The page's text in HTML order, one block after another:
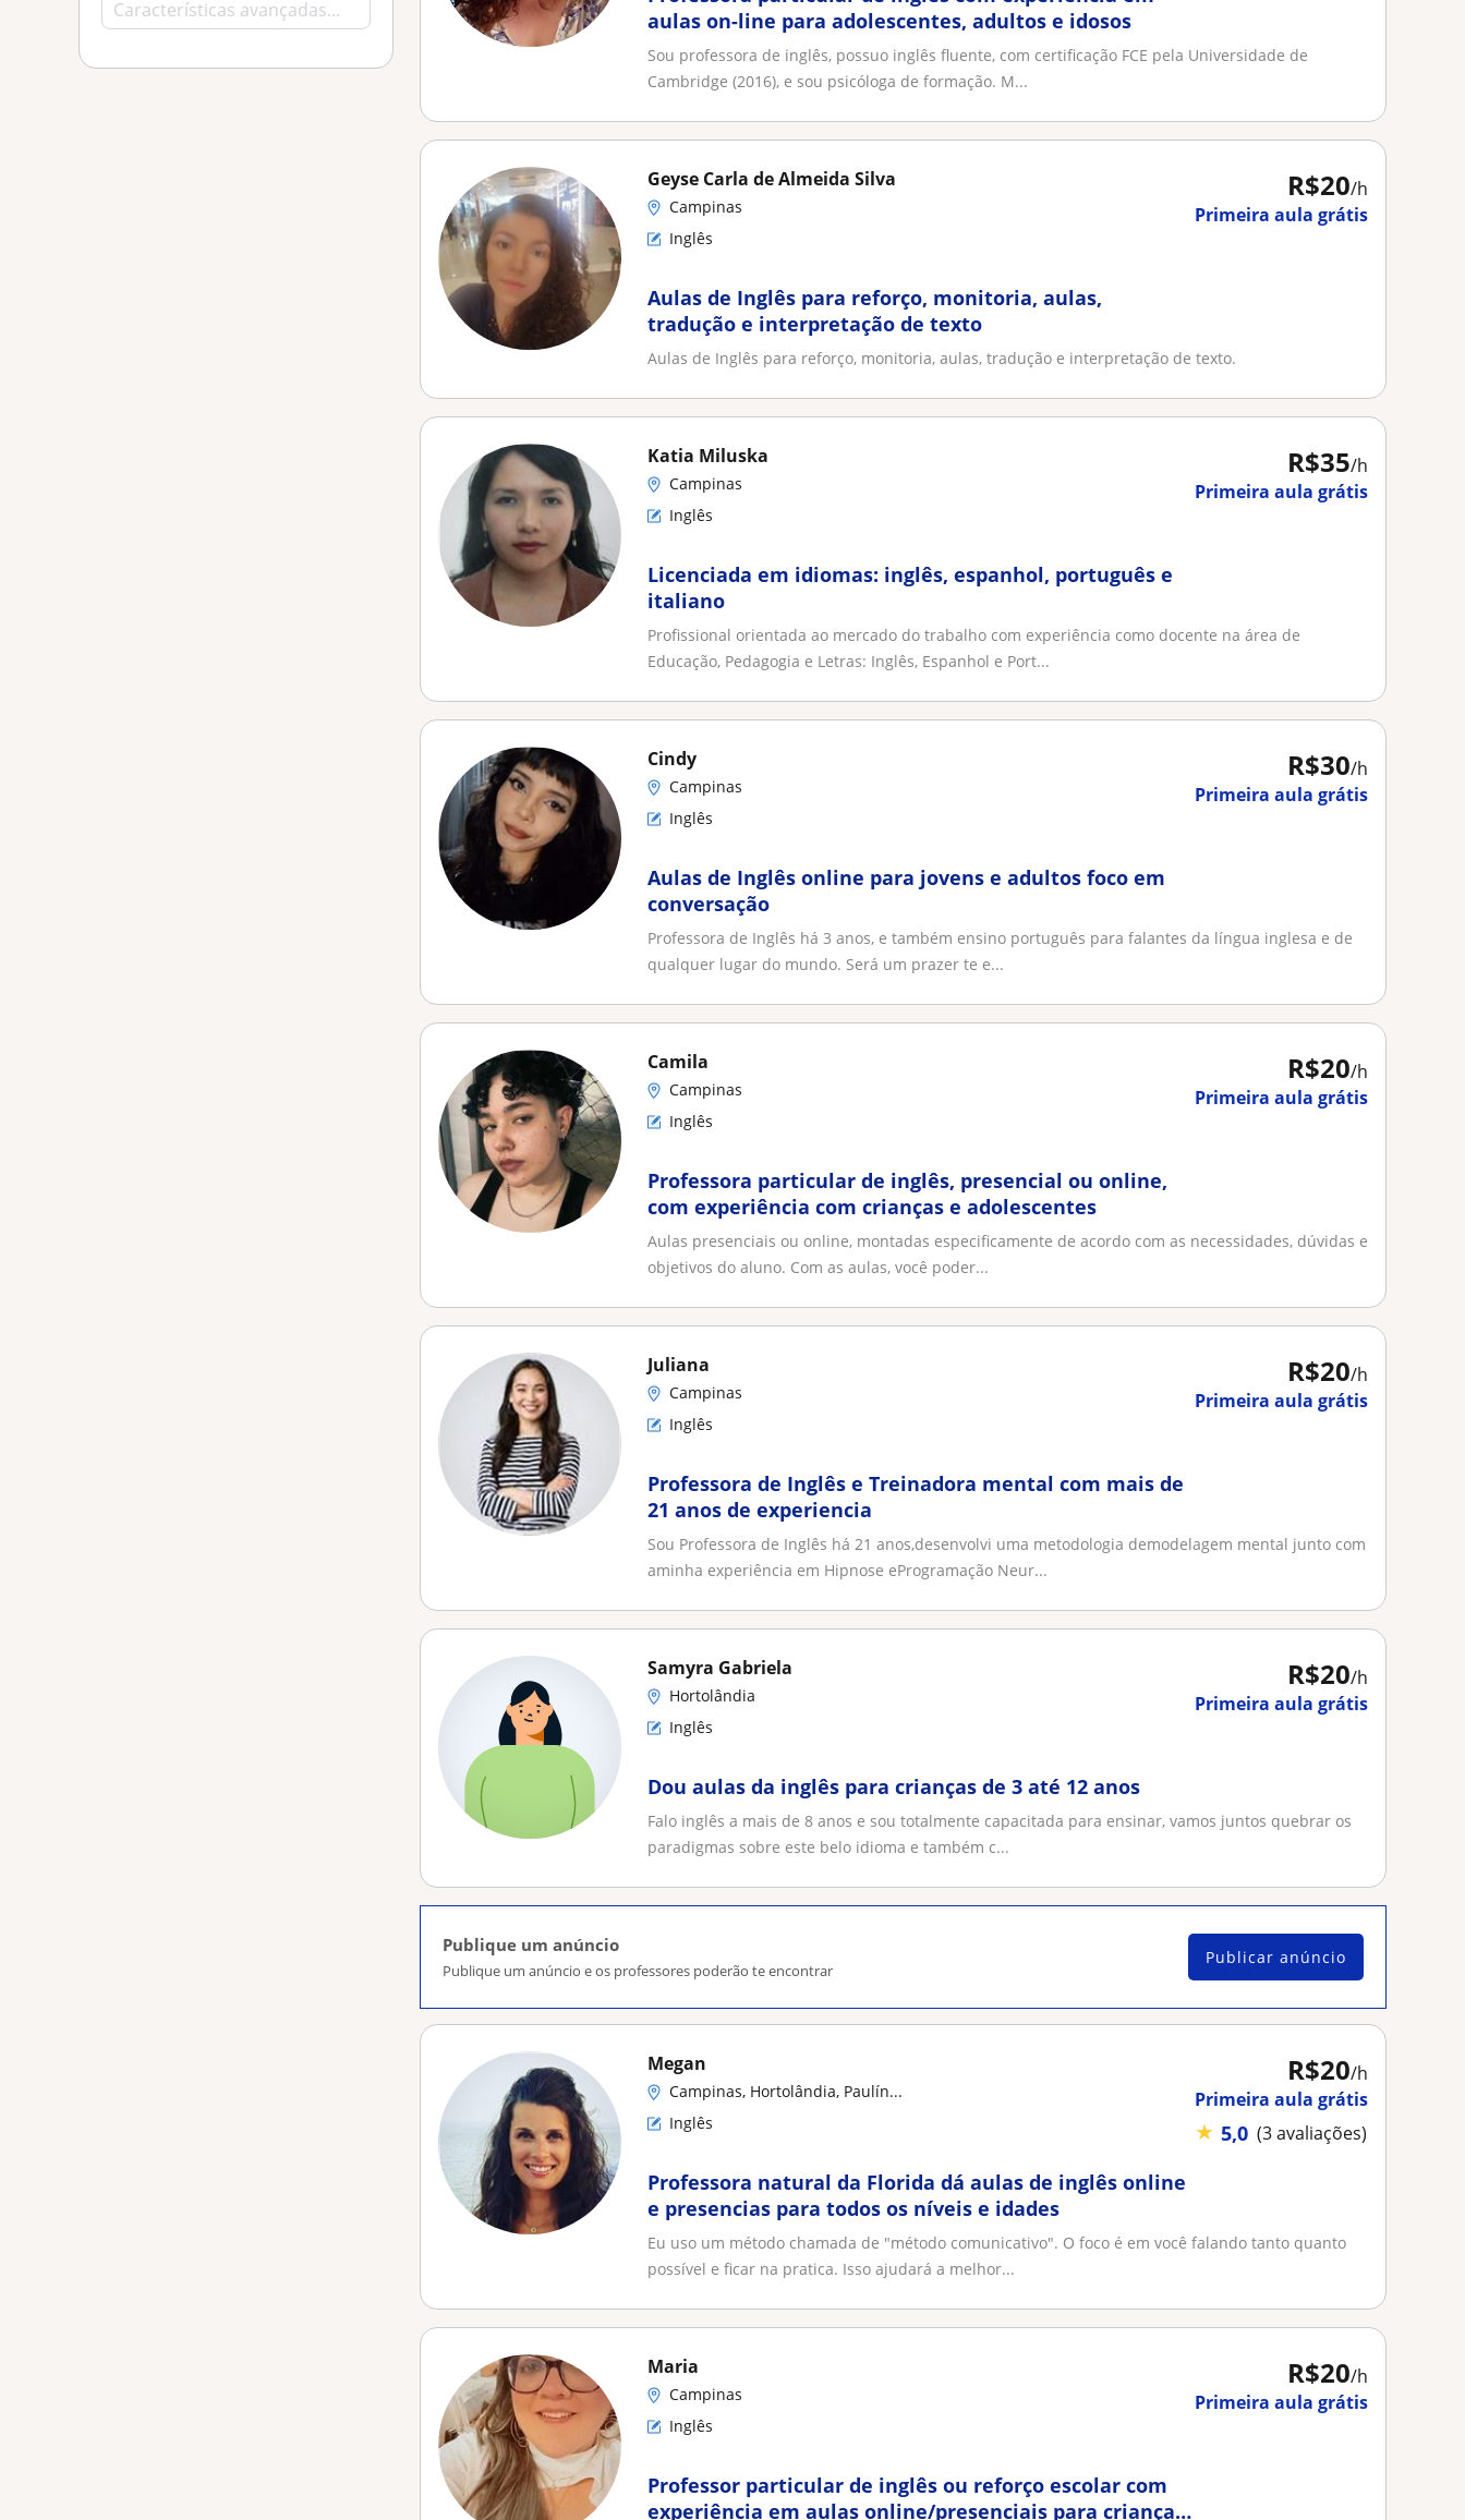
aulas on-line para adolescentes, adultos e idosos
Sou professora de inglês, possuo inglês fluente, com certificação FCE pela Universidade de
Cambridge (2016), e sou psicóloga de formação. M...
R$20/h
Primeira aula grátis
Geyse Carla de Almeida Silva
Campinas
Inglês
Aulas de Inglês para reforço, monitoria, aulas,
tradução e interpretação de texto
Aulas de Inglês para reforço, monitoria, aulas, tradução e interpretação de texto.
R$35/h
Primeira aula grátis
Katia Miluska
Campinas
Inglês
Licenciada em idiomas: inglês, espanhol, português e
italiano
Profissional orientada ao mercado do trabalho com experiência como docente na área de
Educação, Pedagogia e Letras: Inglês, Espanhol e Port...
R$30/h
Primeira aula grátis
Cindy
Campinas
Inglês
Aulas de Inglês online para jovens e adultos foco em
conversação
Professora de Inglês há 3 anos, e também ensino português para falantes da língua inglesa e de
qualquer lugar do mundo. Será um prazer te e...
R$20/h
Primeira aula grátis
Camila
Campinas
Inglês
Professora particular de inglês, presencial ou online,
com experiência com crianças e adolescentes
Aulas presenciais ou online, montadas especificamente de acordo com as necessidades, dúvidas e
objetivos do aluno. Com as aulas, você poder...
R$20/h
Primeira aula grátis
Juliana
Campinas
Inglês
Professora de Inglês e Treinadora mental com mais de
21 anos de experiencia
Sou Professora de Inglês há 21 anos,desenvolvi uma metodologia demodelagem mental junto com
aminha experiência em Hipnose eProgramação Neur...
R$20/h
Primeira aula grátis
Samyra Gabriela
Hortolândia
Inglês
Dou aulas da inglês para crianças de 3 até 12 anos
Falo inglês a mais de 8 anos e sou totalmente capacitada para ensinar, vamos juntos quebrar os
paradigmas sobre este belo idioma e também c...
Publique um anúncio
Publique um anúncio e os professores poderão te encontrar
Publicar anúncio
R$20/h
Primeira aula grátis
★ 5,0 (3 avaliações)
Megan
Campinas, Hortolândia, Paulín...
Inglês
Professora natural da Florida dá aulas de inglês online
e presencias para todos os níveis e idades
Eu uso um método chamada de "método comunicativo". O foco é em você falando tanto quanto
possível e ficar na pratica. Isso ajudará a melhor...
R$20/h
Primeira aula grátis
Maria
Campinas
Inglês
Professor particular de inglês ou reforço escolar com
experiência em aulas online/presenciais para crianças